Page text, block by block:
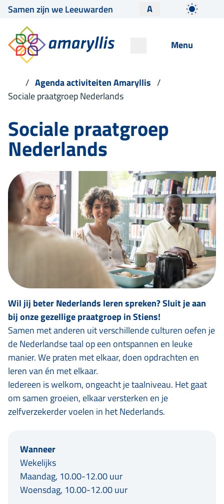
Samen zijn we Leeuwarden A
Menu
Agenda activiteiten Amaryllis
Sociale praatgroep Nederlands
Sociale praatgroep
Nederlands
Wil jij beter Nederlands leren spreken? Sluit je aan
bij onze gezellige praatgroep in Stiens!
Samen met anderen uit verschillende culturen oefen je
de Nederlandse taal op een ontspannen en leuke
manier. We praten met elkaar, doen opdrachten en
leren van én met elkaar.
Iedereen is welkom, ongeacht je taalniveau. Het gaat
om samen groeien, elkaar versterken en je
zelfverzekerder voelen in het Nederlands.
Wanneer
Wekelijks
Maandag, 10.00-12.00 uur
Woensdag, 10.00-12.00 uur